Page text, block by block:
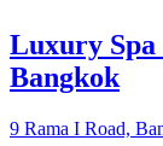
Luxury Spa
Bangkok
9 Rama I Road,